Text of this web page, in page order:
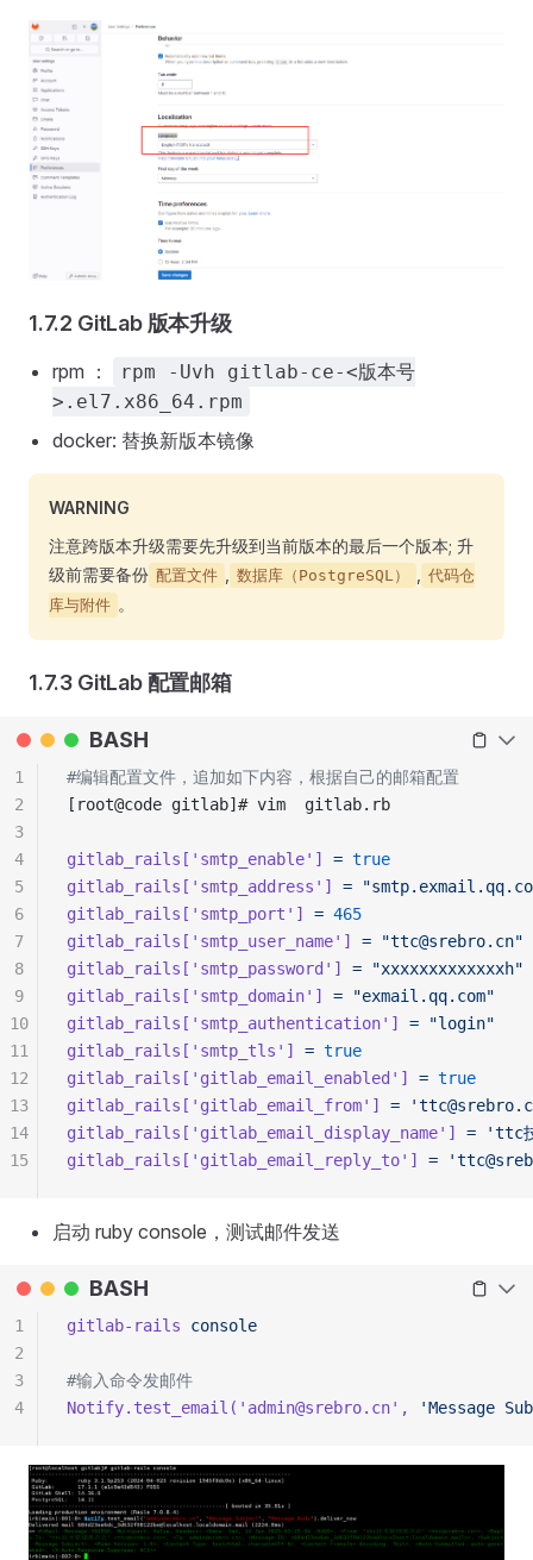
1.7.2 GitLab 版本升级
rpm ：
rpm -Uvh gitlab-ce-<版本号
>.el7.x86_64.rpm
docker: 替换新版本镜像
WARNING
注意跨版本升级需要先升级到当前版本的最后一个版本; 升
级前需要备份 配置文件 , ​​数据库（PostgreSQL）​ , 代码仓
库与附件​ 。
1.7.3 GitLab 配置邮箱
BASH
#编辑配置文件，追加如下内容，根据自己的邮箱配置
[root@code gitlab]# vim  gitlab.rb
gitlab_rails[ 'smtp_enable' ] = true
gitlab_rails[ 'smtp_address' ] =
gitlab_rails[ 'smtp_port' ] = 465
gitlab_rails[ 'smtp_user_name' ] = "ttc@srebro.cn"
gitlab_rails[ 'smtp_password' ] = "xxxxxxxxxxxxxh"
gitlab_rails[ 'smtp_domain' ] = "exmail.qq.com"
gitlab_rails[ 'smtp_authentication' ] = "login"
gitlab_rails[ 'smtp_tls' ] = true
gitlab_rails[ 'gitlab_email_enabled' ] = true
gitlab_rails[ 'gitlab_email_from' ] =
gitlab_rails[ 'gitlab_email_display_name' ] = 'ttc技
gitlab_rails[ 'gitlab_email_reply_to' ] =
1
2
3
4
5
6
7
8
9
10
11
12
13
14
15
启动 ruby console，测试邮件发送
BASH
gitlab-rails console
#输入命令发邮件
Notify.test_email( 'admin@srebro.cn' , 'Message
1
2
3
4